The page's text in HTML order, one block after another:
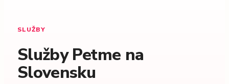
SLUŽBY
Služby Petme na
Slovensku